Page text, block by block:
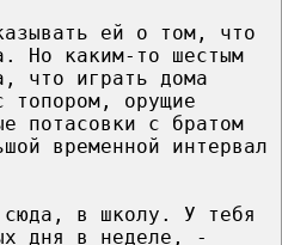
ей о том, что
Но каким-то шестым
что играть дома
топором, орущие
потасовки с братом
временной интервал
сюда, в школу. У тебя
дня в неделе, -